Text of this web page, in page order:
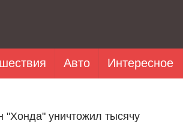
Авто Интересное
"Хонда" уничтожил тысячу